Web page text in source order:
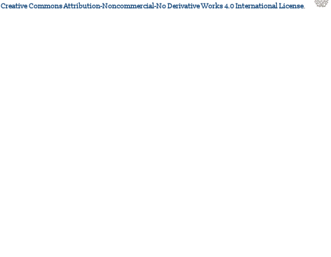
Creative Commons Attribution-Noncommercial-No Derivative Works 4.0 International License.